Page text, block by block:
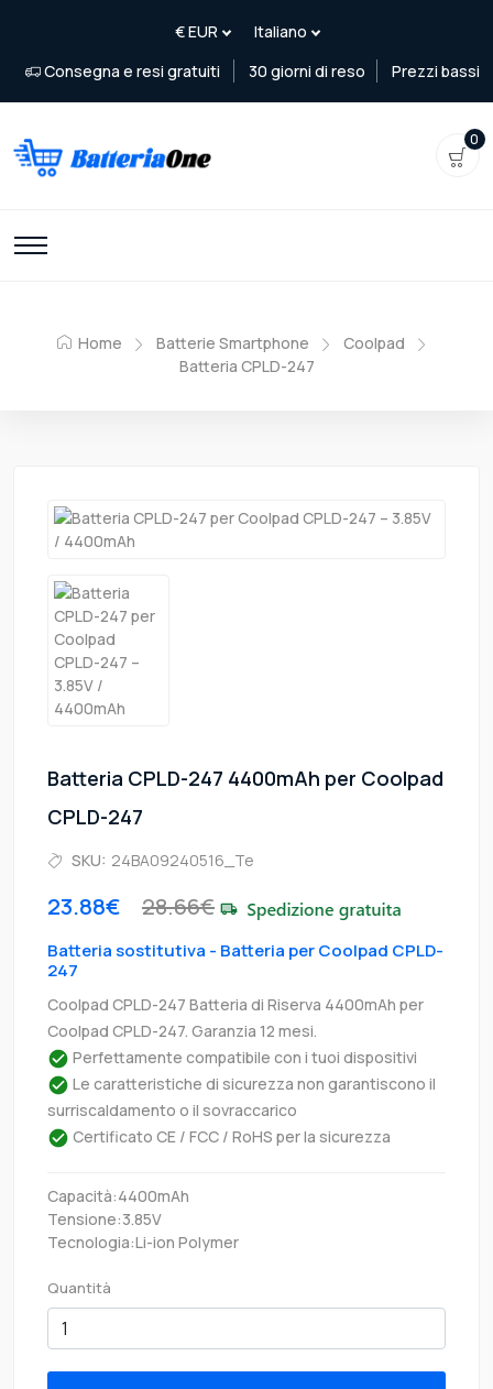
Consegna e resi gratuiti 30 giorni di reso Prezzi bassi
0
Home Batterie Smartphone
Coolpad
Batteria CPLD-247
Batteria CPLD-247 4400mAh per Coolpad
CPLD-247
SKU: 24BA09240516_Te
23.88€ 28.66€
Batteria sostitutiva - Batteria per Coolpad CPLD-
247
Coolpad CPLD-247 Batteria di Riserva 4400mAh per
Coolpad CPLD-247. Garanzia 12 mesi.
Perfettamente compatibile con i tuoi dispositivi
Le caratteristiche di sicurezza non garantiscono il
surriscaldamento o il sovraccarico
Certificato CE / FCC / RoHS per la sicurezza
Capacità:4400mAh
Tensione:3.85V
Tecnologia:Li-ion Polymer
Quantità